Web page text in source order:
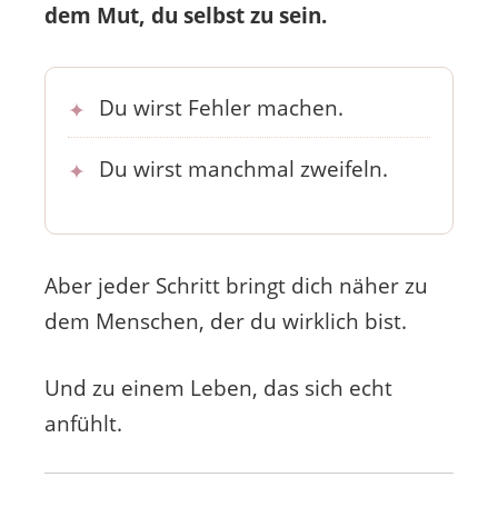
dem Mut, du selbst zu sein.
Du wirst Fehler machen.
Du wirst manchmal zweifeln.
Aber jeder Schritt bringt dich näher zu
dem Menschen, der du wirklich bist.
Und zu einem Leben, das sich echt
anfühlt.